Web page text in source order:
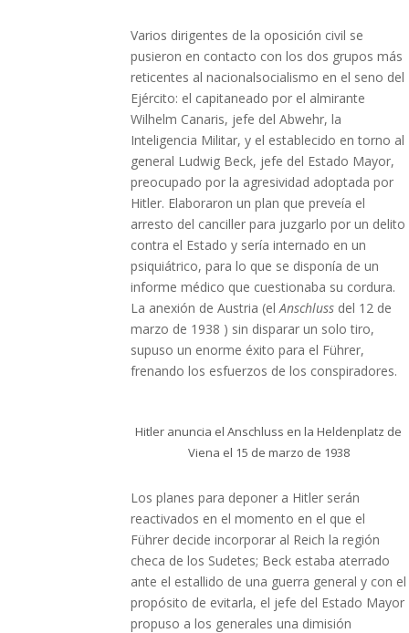
Varios dirigentes de la oposición civil se
pusieron en contacto con los dos grupos más
reticentes al nacionalsocialismo en el seno del
Ejército: el capitaneado por el almirante
Wilhelm Canaris, jefe del Abwehr, la
Inteligencia Militar, y el establecido en torno al
general Ludwig Beck, jefe del Estado Mayor,
preocupado por la agresividad adoptada por
Hitler. Elaboraron un plan que preveía el
arresto del canciller para juzgarlo por un delito
contra el Estado y sería internado en un
psiquiátrico, para lo que se disponía de un
informe médico que cuestionaba su cordura.
La anexión de Austria (elAnschluss del 12 de
marzo de 1938 ) sin disparar un solo tiro,
supuso un enorme éxito para el Führer,
frenando los esfuerzos de los conspiradores.
Hitler anuncia el Anschluss en la Heldenplatz de
Viena el 15 de marzo de 1938
Los planes para deponer a Hitler serán
reactivados en el momento en el que el
Führer decide incorporar al Reich la región
checa de los Sudetes; Beck estaba aterrado
ante el estallido de una guerra general y con el
propósito de evitarla, el jefe del Estado Mayor
propuso a los generales una dimisión